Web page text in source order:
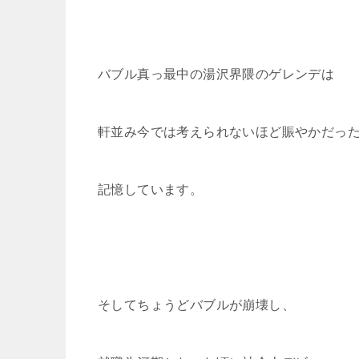
バブル真っ最中の湯沢界隈のゲレンデは
軒並み今では考えられないほど賑やかだっ
記憶しています。
そしてちょうどバブルが崩壊し、